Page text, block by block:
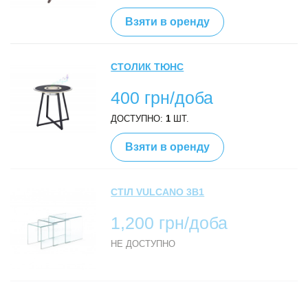
Взяти в оренду
СТОЛИК ТЮНС
400 грн/доба
ДОСТУПНО:1 ШТ.
Взяти в оренду
СТІЛ VULCANO 3В1
1,200 грн/доба
НЕ ДОСТУПНО